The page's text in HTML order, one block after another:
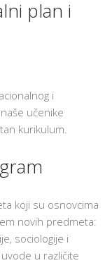
plan i
i
učenike
kurikulum.
koji su osnovcima
novih predmeta:
sociologije i
u različite